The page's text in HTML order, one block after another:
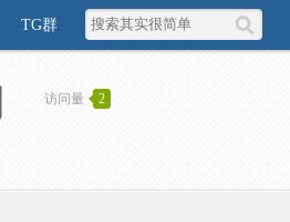
TG群
访问量 2